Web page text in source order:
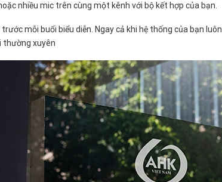
nhiều mic trên cùng một kênh với bộ kết hợp của bạn.
mỗi buổi biểu diễn. Ngay cả khi hệ thống của bạn
thường xuyên